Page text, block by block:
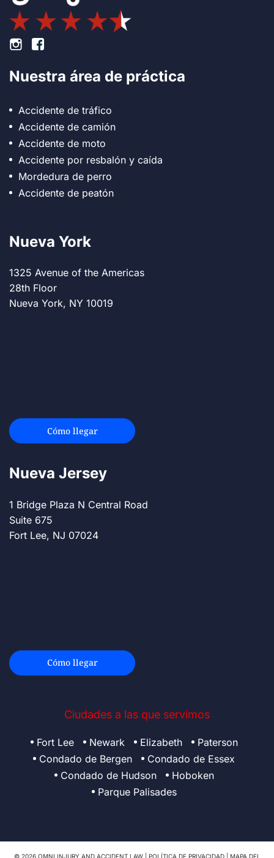
Pie de página Instagram
Pie de página Facebook
Nuestra área de práctica
Accidente de tráfico
Accidente de camión
Accidente de moto
Accidente por resbalón y caída
Mordedura de perro
Accidente de peatón
Nueva York
1325 Avenue of the Americas
28th Floor
Nueva York, NY 10019
Cómo llegar
Nueva Jersey
1 Bridge Plaza N Central Road
Suite 675
Fort Lee, NJ 07024
Cómo llegar
Ciudades a las que servimos
Fort Lee Newark Elizabeth
Paterson
Condado de Bergen
Condado de Essex
Condado de Hudson
Hoboken
Parque Palisades
© 2026 OMNI INJURY AND ACCIDENT LAW | POLÍTICA DE PRIVACIDAD| MAPA DEL